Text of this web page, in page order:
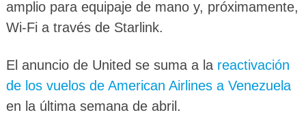
amplio para equipaje de mano y, próximamente,
Wi-Fi a través de Starlink.
El anuncio de United se suma a la reactivación
de los vuelos de American Airlines a Venezuela
en la última semana de abril.